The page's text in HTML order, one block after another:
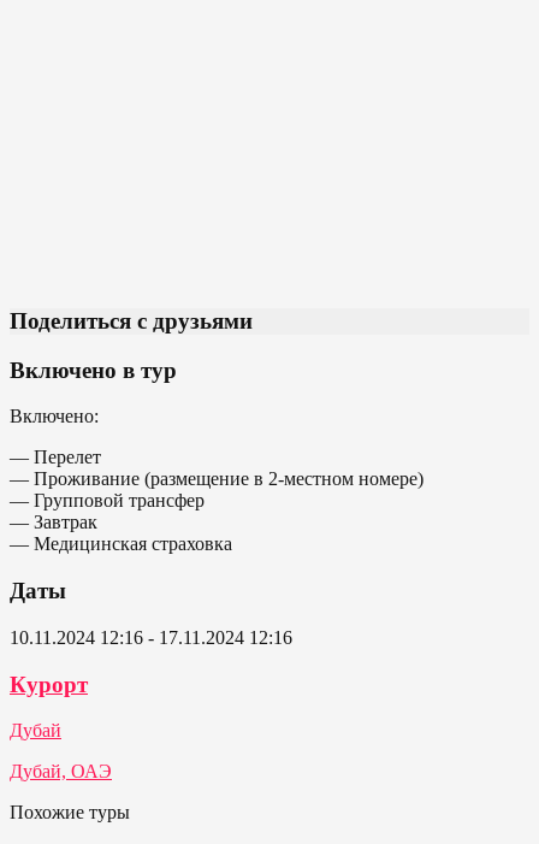
Поделиться с друзьями
Включено в тур
Включено:
— Перелет
— Проживание (размещение в 2-местном номере)
— Групповой трансфер
— Завтрак
— Медицинская страховка
Даты
10.11.2024 12:16 - 17.11.2024 12:16
Курорт
Дубай
Дубай, ОАЭ
Похожие туры